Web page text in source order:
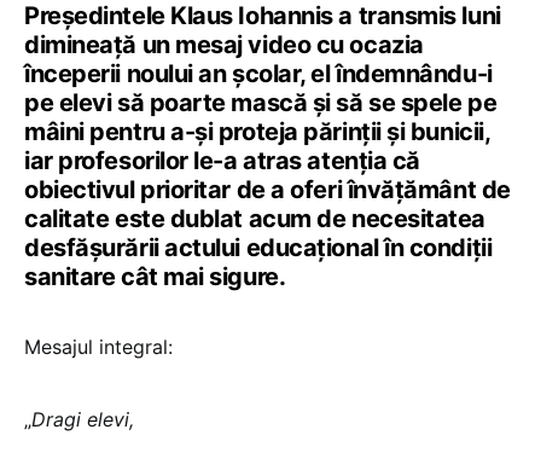
Președintele Klaus Iohannis a transmis luni
dimineață un mesaj video cu ocazia
începerii noului an școlar, el îndemnându-i
pe elevi să poarte mască și să se spele pe
mâini pentru a-și proteja părinții și bunicii,
iar profesorilor le-a atras atenția că
obiectivul prioritar de a oferi învățământ de
calitate este dublat acum de necesitatea
desfășurării actului educațional în condiții
sanitare cât mai sigure.
Mesajul integral:
„Dragi elevi,